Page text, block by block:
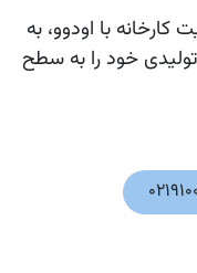
با اودوو، به
خود را به سطح